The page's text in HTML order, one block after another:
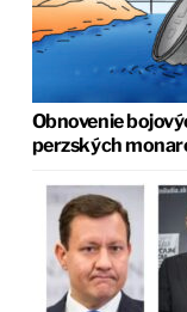
Obnovenie
perzských